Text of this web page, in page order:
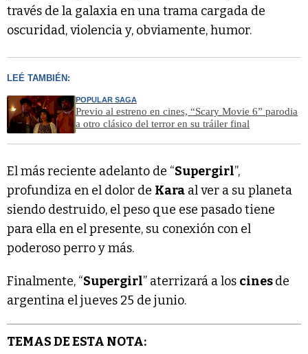
través de la galaxia en una trama cargada de
oscuridad, violencia y, obviamente, humor.
LEÉ TAMBIÉN:
POPULAR SAGA
Previo al estreno en cines, “Scary Movie 6” parodia
a otro clásico del terror en su tráiler final
El más reciente adelanto de “Supergirl”,
profundiza en el dolor de Kara al ver a su planeta
siendo destruido, el peso que ese pasado tiene
para ella en el presente, su conexión con el
poderoso perro y más.
Finalmente, “Supergirl” aterrizará a los cinesde
argentina el jueves 25 de junio.
TEMAS DE ESTA NOTA: